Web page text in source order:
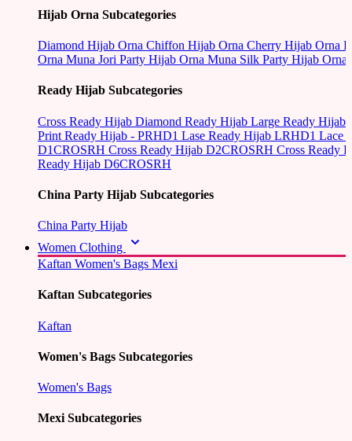
Hijab Orna Subcategories
Diamond Hijab Orna Chiffon Hijab Orna Cherry Hijab Orna
Orna Muna Jori Party Hijab Orna Muna Silk Party Hijab Orna
Ready Hijab Subcategories
Cross Ready Hijab Diamond Ready Hijab Large Ready Hijab
Print Ready Hijab - PRHD1 Lase Ready Hijab LRHD1 Lace
D1CROSRH Cross Ready Hijab D2CROSRH Cross Ready
Ready Hijab D6CROSRH
China Party Hijab Subcategories
China Party Hijab
Women Clothing
Kaftan Women's Bags Mexi
Kaftan Subcategories
Kaftan
Women's Bags Subcategories
Women's Bags
Mexi Subcategories